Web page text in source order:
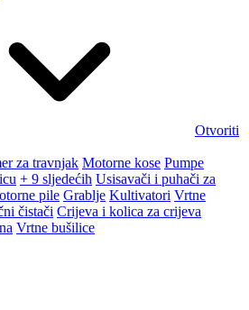
Otvoriti
za travnjak Motorne kose Pumpe
+ 9 sljedećih Usisavači i puhači za
pile Grablje Kultivatori Vrtne
čistači Crijeva i kolica za crijeva
Vrtne bušilice